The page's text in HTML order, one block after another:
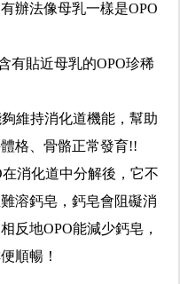
辦法像母乳一樣是OPO
有貼近母乳的OPO珍稀
維持消化道機能，幫助
格、骨骼正常發育!!
消化道中分解後，它不
溶鈣皂，鈣皂會阻礙消
反地OPO能減少鈣皂，
順暢！